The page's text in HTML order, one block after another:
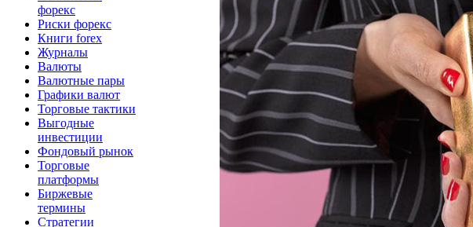
форекс
Риски форекс
Книги forex
Журналы
Валюты
Валютные пары
Графики валют
Торговые тактики
Выгодные
инвестиции
Фондовый рынок
Торговые
платформы
Биржевые
термины
Стратегии